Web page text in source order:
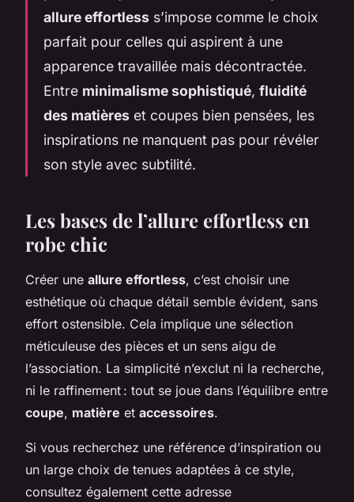
allure effortless s’impose comme le choix
parfait pour celles qui aspirent à une
apparence travaillée mais décontractée.
Entre minimalisme sophistiqué, fluidité
des matières et coupes bien pensées, les
inspirations ne manquent pas pour révéler
son style avec subtilité.
Les bases de l’allure effortless en
robe chic
Créer une allure effortless, c’est choisir une
esthétique où chaque détail semble évident, sans
effort ostensible. Cela implique une sélection
méticuleuse des pièces et un sens aigu de
l’association. La simplicité n’exclut ni la recherche,
ni le raffinement : tout se joue dans l’équilibre entre
coupe, matière et accessoires.
Si vous recherchez une référence d’inspiration ou
un large choix de tenues adaptées à ce style,
consultez également cette adresse